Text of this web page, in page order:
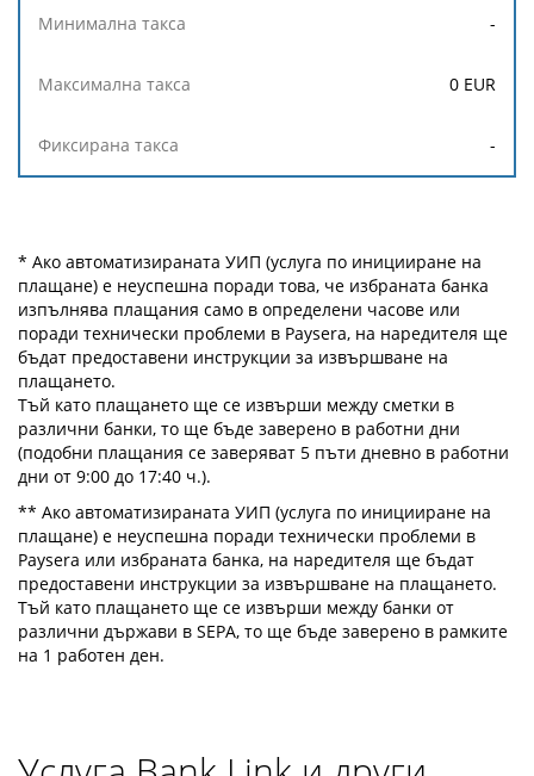
-
0 EUR
-
* Ако автоматизираната УИП (услуга по иницииране на
плащане) е неуспешна поради това, че избраната банка
изпълнява плащания само в определени часове или
поради технически проблеми в Paysera, на наредителя ще
бъдат предоставени инструкции за извършване на
плащането.
Тъй като плащането ще се извърши между сметки в
различни банки, то ще бъде заверено в работни дни
(подобни плащания се заверяват 5 пъти дневно в работни
дни от 9:00 до 17:40 ч.).
** Ако автоматизираната УИП (услуга по иницииране на
плащане) е неуспешна поради технически проблеми в
Paysera или избраната банка, на наредителя ще бъдат
предоставени инструкции за извършване на плащането.
Тъй като плащането ще се извърши между банки от
различни държави в SEPA, то ще бъде заверено в рамките
на 1 работен ден.